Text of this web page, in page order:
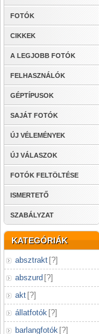
FOTÓK
CIKKEK
A LEGJOBB FOTÓK
FELHASZNÁLÓK
GÉPTÍPUSOK
SAJÁT FOTÓK
ÚJ VÉLEMÉNYEK
ÚJ VÁLASZOK
FOTÓK FELTÖLTÉSE
ISMERTETŐ
SZABÁLYZAT
KATEGÓRIÁK
absztrakt [?]
abszurd [?]
akt [?]
állatfotók [?]
barlangfotók [?]